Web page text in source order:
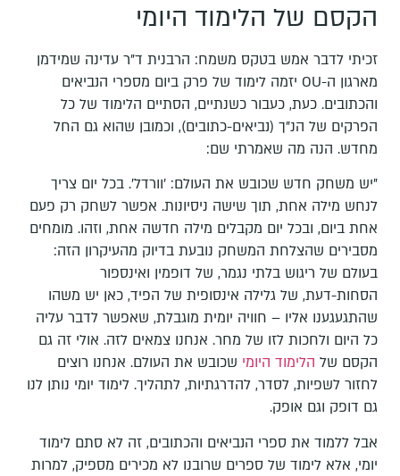
הקסם של הלימוד היומי
זכיתי לדבר אמש בטקס משמח: הרבנית ד"ר עדינה שמידמן
מארגון ה-OU יזמה לימוד של פרק ביום מספרי הנביאים
והכתובים. כעת, כעבור כשנתיים, הסתיים הלימוד של כל
הפרקים של הנ"ך (נביאים-כתובים), וכמובן שהוא גם החל
מחדש. הנה מה שאמרתי שם:
"יש משחק חדש שכובש את העולם: 'וורדל'. בכל יום צריך
לנחש מילה אחת, תוך שישה ניסיונות. אפשר לשחק רק פעם
אחת ביום, ובכל יום מקבלים מילה חדשה אחת, וזהו. מומחים
מסבירים שהצלחת המשחק נובעת בדיוק מהעיקרון הזה:
בעולם של ריגוש בלתי נגמר, של דופמין ואינספור
הסחות-דעת, של גלילה אינסופית של הפיד, כאן יש משהו
שהתגעגענו אליו – חוויה יומית מוגבלת, שאפשר לדבר עליה
כל היום ולחכות לזו של מחר. אנחנו צמאים לזה. אולי זה גם
הקסם של הלימוד היומי שכובש את העולם. אנחנו רוצים
לחזור לשפיות, לסדר, להדרגתיות, לתהליך. לימוד יומי נותן לנו
גם דופק וגם אופק.
אבל ללמוד את ספרי הנביאים והכתובים, זה לא סתם לימוד
יומי, אלא לימוד של ספרים שרובנו לא מכירים מספיק, למרות